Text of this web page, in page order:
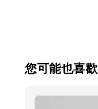
您可能也喜歡